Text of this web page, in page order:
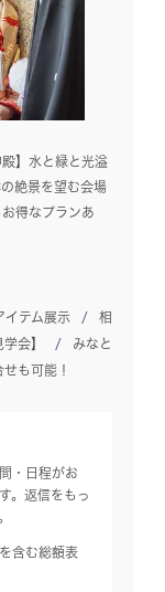
】水と緑と光溢
絶景を望む会場
得なプランあ
イテム展示
相
会】
みなと
も可能！
・日程がお
。返信をもっ
含む総額表